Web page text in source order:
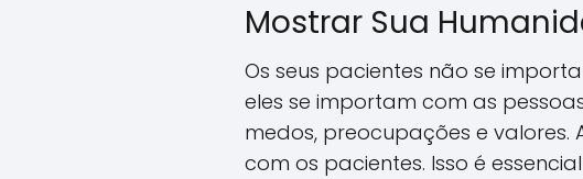
Mostrar Sua
Os seus pacientes não se
eles se importam com as
medos, preocupações e
com os pacientes. Isso é